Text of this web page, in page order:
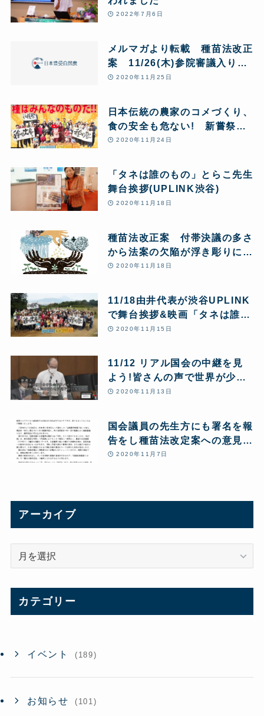
2022年7月6日
メルマガより転載 種苗法改正
案 11/26(木)参院審議入り注
目しましょう
2020年11月25日
日本伝統の農家のコメづくり、
食の安全も危ない! 新嘗祭の
日に種苗法改正案について農業
2020年11月24日
「タネは誰のもの」とらこ先生
舞台挨拶(UPLINK渋谷)
2020年11月18日
種苗法改正案 付帯決議の多さ
から法案の欠陥が浮き彫りにな
る2020年11月18日
11/18由井代表が渋谷UPLINK
で舞台挨拶&映画「タネは誰の
もの」視聴者の感想
2020年11月15日
11/12 リアル国会の中継を見
よう!皆さんの声で世界が少し
ずつ変わり始めています!
2020年11月13日
国会議員の先生方にも署名を報
告をし種苗法改定案への意見を
伝える活動を続けています
2020年11月7日
アーカイブ
ブ
カテゴリー
イベント (189)
お知らせ (101)